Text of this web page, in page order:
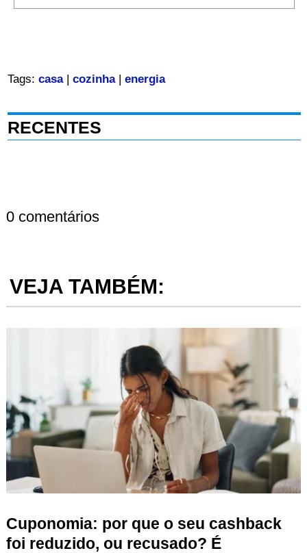
Tags: casa| cozinha| energia
RECENTES
0 comentários
VEJA TAMBÉM:
Cuponomia: por que o seu cashback
foi reduzido, ou recusado? É